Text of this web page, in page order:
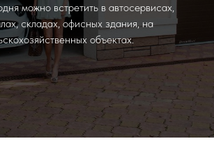
можно встретить в автосервисах,
складах, офисных здания, на
объектах.